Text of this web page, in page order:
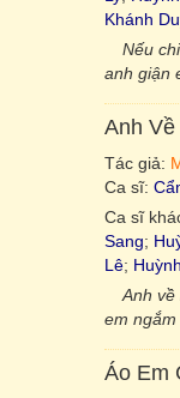
Khánh
Nếu
anh giận
Anh
Tác giả:
Ca sĩ:
Ca sĩ
Sang;
Lê;
Anh
em
Áo Em